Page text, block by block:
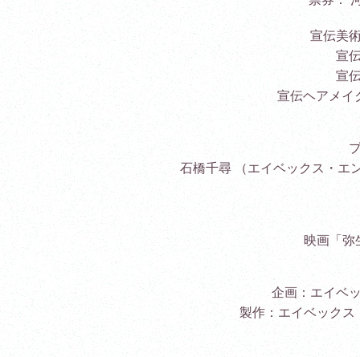
宣伝美
宣
宣
宣伝ヘアメイ
石橋千尋 （エイベックス・エ
映画「弥
企画：エイベ
製作：エイベックス